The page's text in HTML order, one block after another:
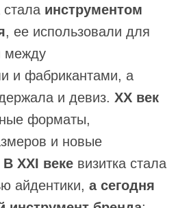
стала инструментом
, ее использовали для
между
и фабрикантами, а
и девиз. XX век
форматы,
и новые
В XXI веке визитка стала
айдентики, а сегодня